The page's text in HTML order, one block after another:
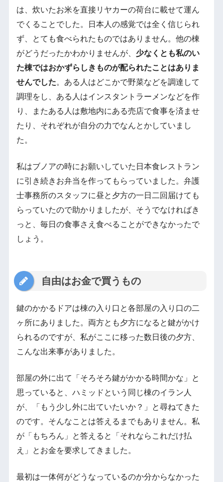
は、炊いたお米を直接リヤカーの荷台に載せて運ん
でくることでした。日本人の感覚では全く信じられ
ず、とても食べられたものではありません。他の棟
がどうだったかわかりませんが、 少なくとも私のい
た棟ではおかずらしきものが配られたことはありま
せんでした。ある人はどこかで野菜などを調達して
調理をし、ある人はインスタントラーメンなどを作
り、またある人は敷地内にある売店で食事を済ませ
たり、それぞれが自分の力でなんとかしていまし
た。
私はブノアの時にお願いしていた日本食レストラン
に引き続きお弁当を作ってもらっていました。弁護
士事務所のスタッフに昼と夕方の一日二回届けても
らっていたので助かりましたが、そうでなければき
っと、毎日の食事さえ食べることができなかったで
しょう。
自由はお金で買うもの
鍵のかかるドアは棟の入り口と各部屋の入り口の二
ヶ所にありました。両方とも夕方になると鍵がかけ
られるのですが、私がここに移った数日後の夕方、
こんな出来事がありました。
部屋の外に出て「そろそろ鍵がかかる時間かな」と
思っていると、ハミッドという同じ棟のイラン人
が、「もう少し外に出ていたいか？」と尋ねてきた
のです。そんなことは答えるまでもありません。私
が「もちろん」と答えると「それならこれだけ払
え」とお金を要求してきました。
最初は一体何がどうなっているのか分からなかった